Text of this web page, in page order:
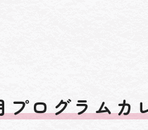
ログラムカ